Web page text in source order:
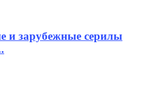
и зарубежные серилы